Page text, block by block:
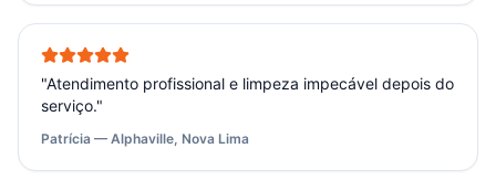
"Atendimento profissional e limpeza impecável depois do
serviço."
Patrícia — Alphaville, Nova Lima